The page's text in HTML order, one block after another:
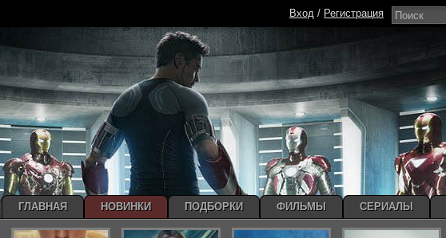
Вход / Регистрация
ГЛАВНАЯ НОВИНКИ ПОДБОРКИ ФИЛЬМЫ СЕРИАЛЫ